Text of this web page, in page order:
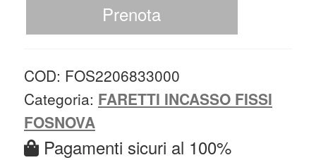
Prenota
COD: FOS2206833000
Categoria: FARETTI INCASSO FISSI
FOSNOVA
Pagamenti sicuri al 100%